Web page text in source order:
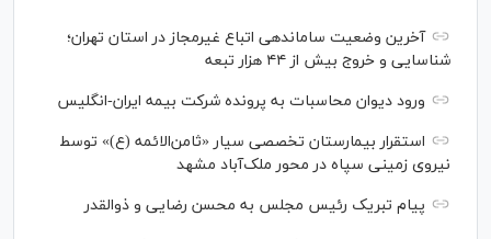
آخرین وضعیت ساماندهی اتباع غیرمجاز در استان تهران؛
شناسایی و خروج بیش از ۴۴ هزار تبعه
ورود دیوان محاسبات به پرونده شرکت بیمه ایران-انگلیس
استقرار بیمارستان تخصصی سیار «ثامن‌الائمه (ع)» توسط
نیروی زمینی سپاه در محور ملک‌آباد مشهد
پیام تبریک رئیس مجلس به محسن رضایی و ذوالقدر